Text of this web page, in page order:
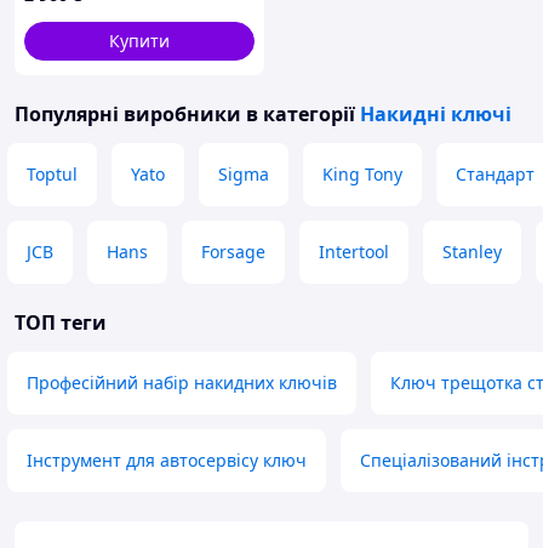
Купити
Популярні виробники в категорії Накидні ключі
Toptul Yato Sigma King Tony Стандарт
JCB Hans Forsage Intertool Stanley
ТОП теги
Професійний набір накидних ключів Ключ трещотка
Інструмент для автосервісу ключ Спеціалізований